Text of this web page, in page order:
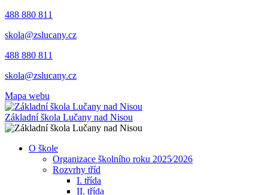
488 880 811
skola@zslucany.cz
488 880 811
skola@zslucany.cz
Mapa webu
Základní škola Lučany nad Nisou
O škole
Organizace školního roku 2025⁄2026
Rozvrhy tříd
I. třída
II. třída